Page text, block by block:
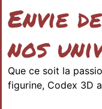
Envie
nos
Que ce soit la
figurine, Codex 3D